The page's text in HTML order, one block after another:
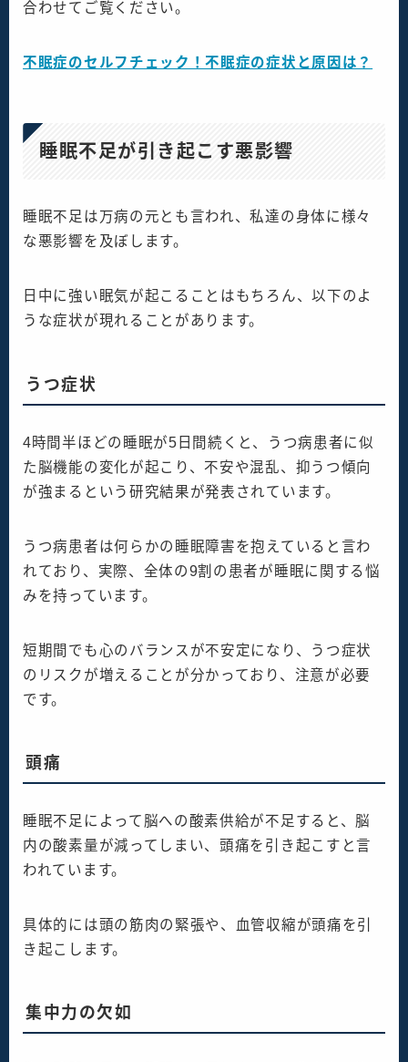
合わせてご覧ください。
不眠症のセルフチェック！不眠症の症状と原因は？
睡眠不足が引き起こす悪影響
睡眠不足は万病の元とも言われ、私達の身体に様々
な悪影響を及ぼします。
日中に強い眠気が起こることはもちろん、以下のよ
うな症状が現れることがあります。
うつ症状
4時間半ほどの睡眠が5日間続くと、うつ病患者に似
た脳機能の変化が起こり、不安や混乱、抑うつ傾向
が強まるという研究結果が発表されています。
うつ病患者は何らかの睡眠障害を抱えていると言わ
れており、実際、全体の9割の患者が睡眠に関する悩
みを持っています。
短期間でも心のバランスが不安定になり、うつ症状
のリスクが増えることが分かっており、注意が必要
です。
頭痛
睡眠不足によって脳への酸素供給が不足すると、脳
内の酸素量が減ってしまい、頭痛を引き起こすと言
われています。
具体的には頭の筋肉の緊張や、血管収縮が頭痛を引
き起こします。
集中力の欠如